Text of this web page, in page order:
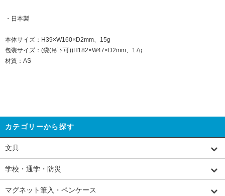
・日本製
本体サイズ：H39×W160×D2mm、15g
包装サイズ：(袋(吊下可))H182×W47×D2mm、17g
材質：AS
カテゴリーから探す
文具
学校・通学・防災
マグネット筆入・ペンケース